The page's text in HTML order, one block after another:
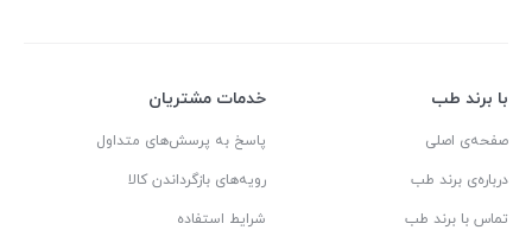
با برند طب
صفحه‌ی اصلی
درباره‌ی برند طب
تماس با برند طب
خدمات مشتریان
پاسخ به پرسش‌های متداول
رویه‌های بازگرداندن کالا
شرایط استفاده